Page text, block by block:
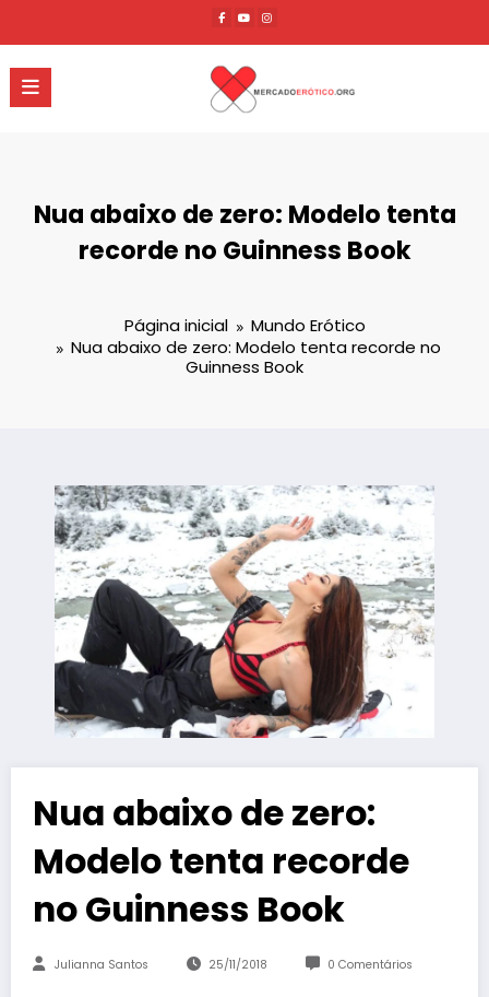
o
conteúdo
Nua abaixo de zero: Modelo tenta
recorde no Guinness Book
Página inicial
Mundo Erótico
Nua abaixo de zero: Modelo tenta recorde no
Guinness Book
Nua abaixo de zero:
Modelo tenta recorde
no Guinness Book
Julianna Santos 25/11/2018 0 Comentários